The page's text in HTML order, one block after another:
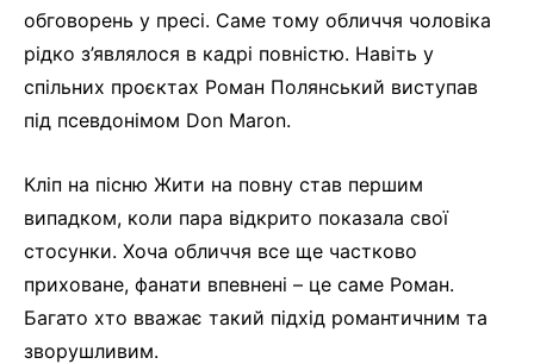
обговорень у пресі. Саме тому обличчя чоловіка
рідко з’являлося в кадрі повністю. Навіть у
спільних проєктах Роман Полянський виступав
під псевдонімом Don Maron.
Кліп на пісню Жити на повну став першим
випадком, коли пара відкрито показала свої
стосунки. Хоча обличчя все ще частково
приховане, фанати впевнені – це саме Роман.
Багато хто вважає такий підхід романтичним та
зворушливим.